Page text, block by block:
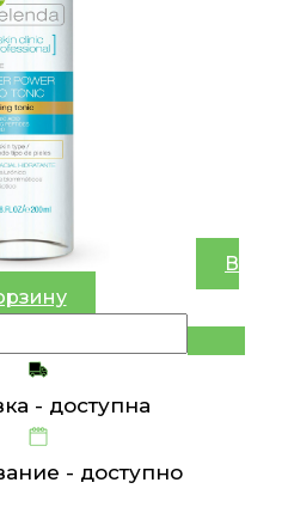
В
- доступна
- доступно